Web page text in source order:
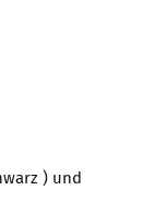
) und